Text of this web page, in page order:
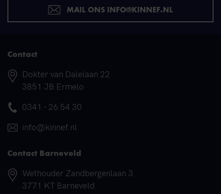
MAIL ONS INFO@KINNEF.NL
Contact
Adres
Dokter van Dalelaan 22
3851 JB Ermelo
Telefoonnummer
0341 - 26 54 30
E-mail
info@kinnef.nl
Contact Barneveld
Adres
Wethouder Zandbergenlaan 3
3771 KT Barneveld